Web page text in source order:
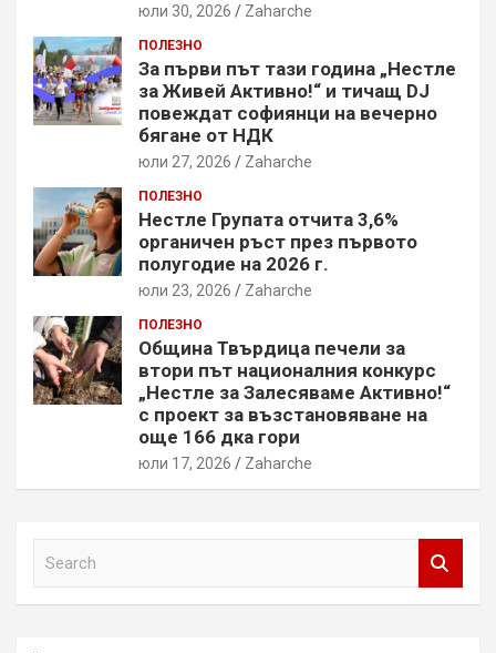
юли 30, 2026 Zaharche
ПОЛЕЗНО
За първи път тази година „Нестле
за Живей Активно!“ и тичащ DJ
повеждат софиянци на вечерно
бягане от НДК
юли 27, 2026 Zaharche
ПОЛЕЗНО
Нестле Групата отчита 3,6%
органичен ръст през първото
полугодие на 2026 г.
юли 23, 2026 Zaharche
ПОЛЕЗНО
Община Твърдица печели за
втори път националния конкурс
„Нестле за Залесяваме Активно!“
с проект за възстановяване на
още 166 дка гори
юли 17, 2026 Zaharche